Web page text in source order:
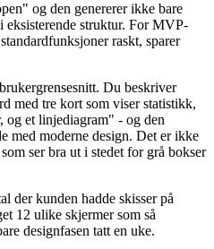
og den genererer ikke bare
eksisterende struktur. For MVP-
raskt, sparer
Du beskriver
med tre kort som viser statistikk,
og et linjediagram" - og den
med moderne design. Det er ikke
ser bra ut i stedet for grå bokser
der kunden hadde skisser på
12 ulike skjermer som så
designfasen tatt en uke.